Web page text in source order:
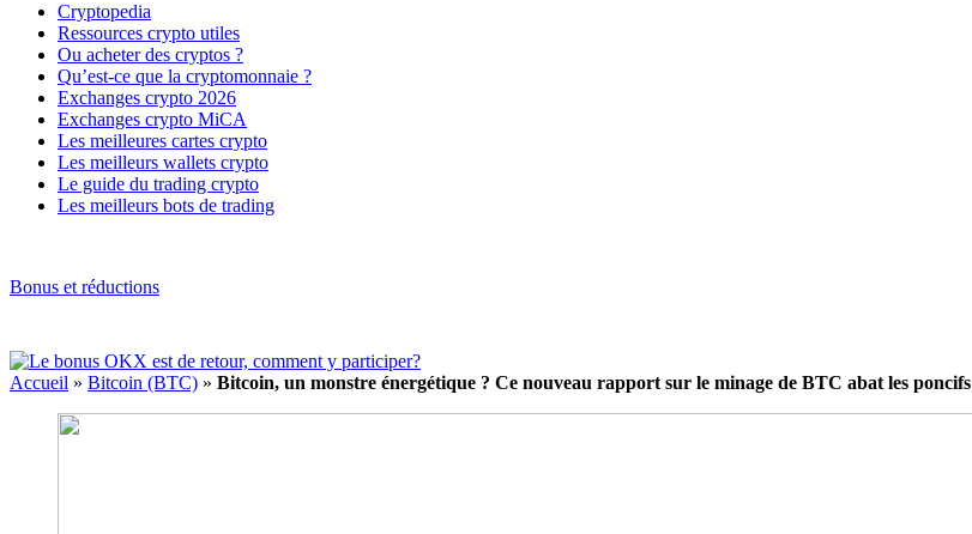
Cryptopedia
Ressources crypto utiles
Ou acheter des cryptos ?
Qu’est-ce que la cryptomonnaie ?
Exchanges crypto 2026
Exchanges crypto MiCA
Les meilleures cartes crypto
Les meilleurs wallets crypto
Le guide du trading crypto
Les meilleurs bots de trading
Bonus et réductions
Accueil » Bitcoin (BTC) » Bitcoin, un monstre énergétique ? Ce nouveau rapport sur le minage de BTC abat les poncifs